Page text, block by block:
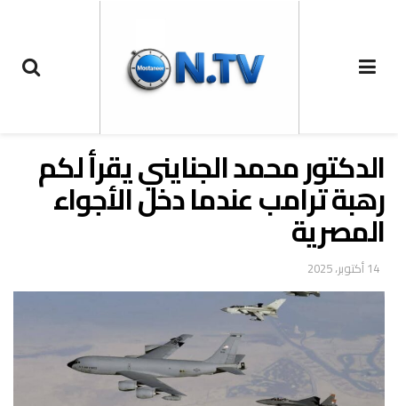
الدكتور محمد الجنايني يقرأ لكم
رهبة ترامب عندما دخل الأجواء
المصرية
14 أكتوبر، 2025